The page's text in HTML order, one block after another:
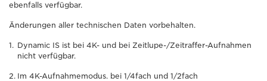
ebenfalls verfügbar.
Änderungen aller technischen Daten vorbehalten.
Dynamic IS ist bei 4K- und bei Zeitlupe-/Zeitraffer-Aufnahmen
nicht verfügbar.
Im 4K-Aufnahmemodus. bei 1/4fach und 1/2fach